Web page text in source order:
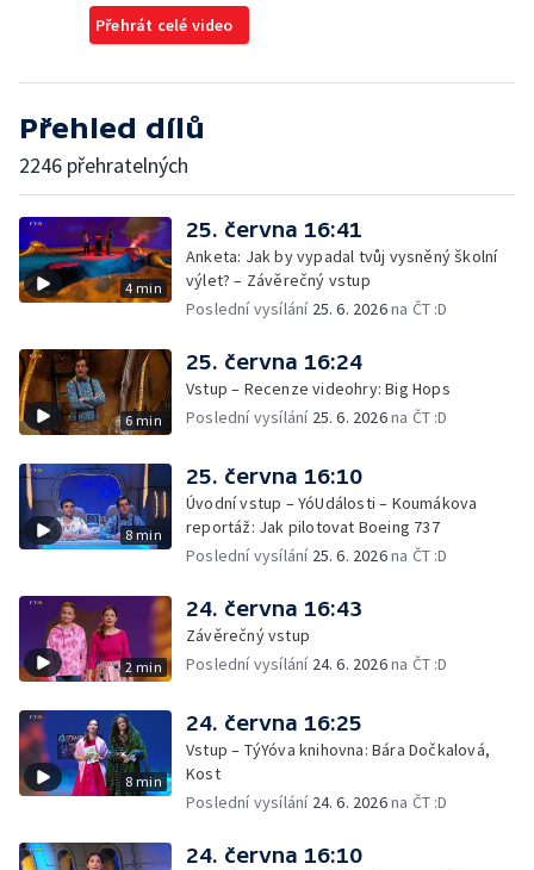
Přehrát celé video
Přehled dílů
2246 přehratelných
4 min
25. června 16:41
Anketa: Jak by vypadal tvůj vysněný školní
výlet? – Závěrečný vstup
Poslední vysílání 25. 6. 2026na ČT :D
6 min
25. června 16:24
Vstup – Recenze videohry: Big Hops
Poslední vysílání 25. 6. 2026na ČT :D
8 min
25. června 16:10
Úvodní vstup – YóUdálosti – Koumákova
reportáž: Jak pilotovat Boeing 737
Poslední vysílání 25. 6. 2026na ČT :D
2 min
24. června 16:43
Závěrečný vstup
Poslední vysílání 24. 6. 2026na ČT :D
8 min
24. června 16:25
Vstup – TýYóva knihovna: Bára Dočkalová,
Kost
Poslední vysílání 24. 6. 2026na ČT :D
24. června 16:10